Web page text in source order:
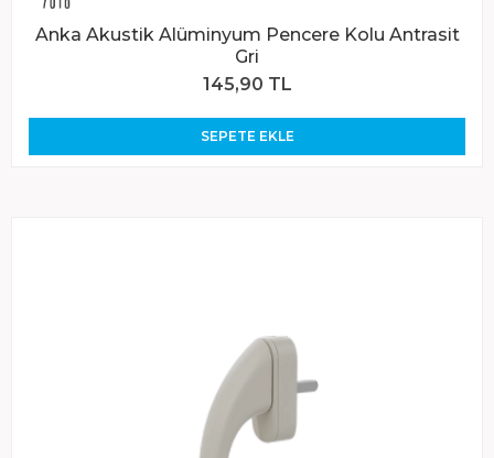
Anka Akustik Alüminyum Pencere Kolu Antrasit
Gri
145,90 TL
SEPETE EKLE